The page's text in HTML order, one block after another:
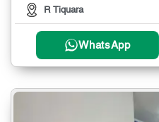
R Tiquara
WhatsApp